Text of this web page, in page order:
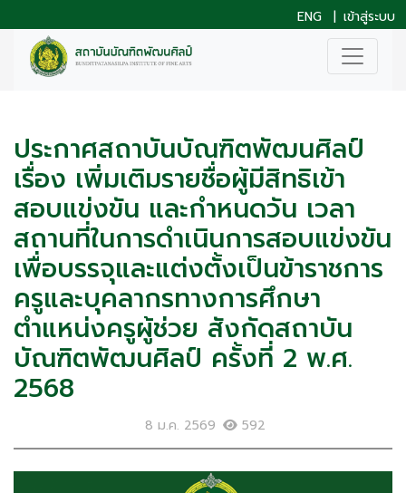
ENG | เข้าสู่ระบบ
ประกาศสถาบันบัณฑิตพัฒนศิลป์
เรื่อง เพิ่มเติมรายชื่อผู้มีสิทธิเข้า
สอบแข่งขัน และกำหนดวัน เวลา
สถานที่ในการดำเนินการสอบแข่งขัน
เพื่อบรรจุและแต่งตั้งเป็นข้าราชการ
ครูและบุคลากรทางการศึกษา
ตำแหน่งครูผู้ช่วย สังกัดสถาบัน
บัณฑิตพัฒนศิลป์ ครั้งที่ 2 พ.ศ.
2568
8 ม.ค. 2569 592